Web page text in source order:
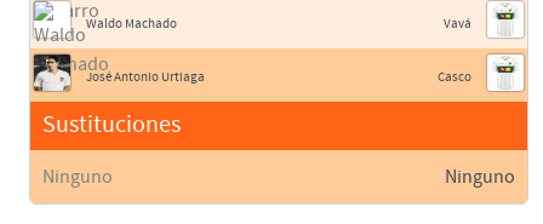
Waldo Machado
José Antonio Urtiaga
Sustituciones
Ninguno
Vavá
Casco
Ninguno